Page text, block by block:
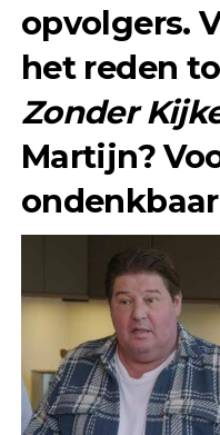
opvolgers.
het reden
Zonder
Martijn?